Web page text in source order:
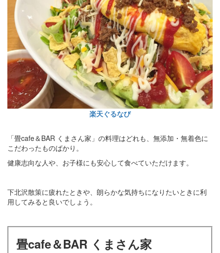
楽天ぐるなび
「畳cafe＆BAR くまさん家」の料理はどれも、無添加・無着色に
こだわったものばかり。
健康志向な人や、お子様にも安心して食べていただけます。
下北沢散策に疲れたときや、朗らかな気持ちになりたいときに利
用してみると良いでしょう。
畳cafe＆BAR くまさん家